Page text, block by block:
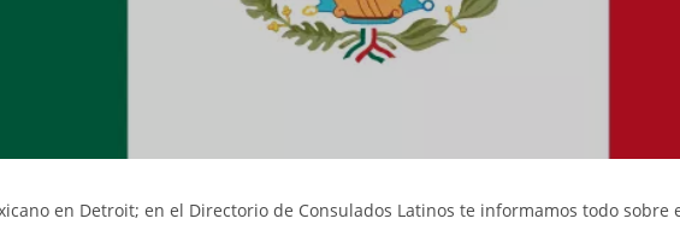
en Detroit; en el Directorio de Consulados Latinos te informamos todo sobre